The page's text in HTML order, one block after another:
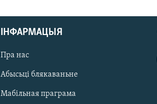
ІНФАРМАЦЫЯ
Пра нас
Абысьці блякаваньне
Мабільная праграма